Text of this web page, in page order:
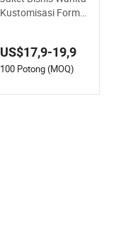
Kustomisasi Formal
eige Muda Tahan La
ma dan Stylish
US$17,9-19,9
100 Potong (MOQ)